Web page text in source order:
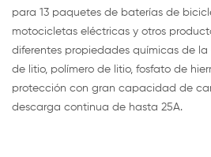
para 13 paquetes de baterías de
motocicletas eléctricas y otros
diferentes propiedades químicas de
de litio, polímero de litio, fosfato de
protección con gran capacidad de
descarga continua de hasta 25A.